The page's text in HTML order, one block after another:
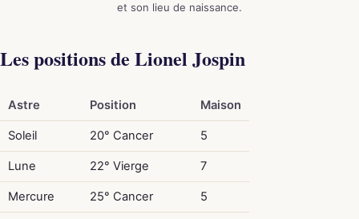
et son lieu de naissance.
Les positions de Lionel Jospin
Astre Position Maison
Soleil 20° Cancer 5
Lune 22° Vierge 7
Mercure 25° Cancer 5